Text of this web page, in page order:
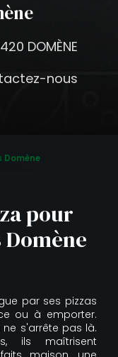
DOMÈNE
nous
Domène
pour
par ses pizzas
ou à emporter.
ne s'arrête pas là.
ils maîtrisent